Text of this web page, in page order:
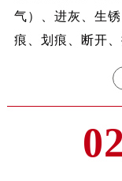
气）、进灰、生
痕、划痕、断开
02